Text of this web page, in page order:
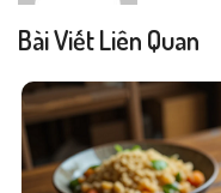
Bài Viết Liên Quan